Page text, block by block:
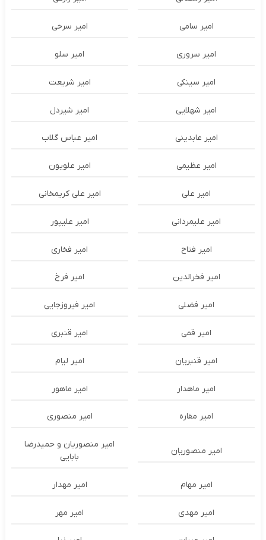
امیر سامی امیر سرخی
امیر سروری امیر سلو
امیر سینکی امیر شریعت
امیر شهلایی امیر شیردل
امیر عابدینی امیر عباس گلاب
امیر عظیمی امیر علویون
امیر علی امیر علی کریمخانی
امیر علیمردانی امیر علیپور
امیر فتاح امیر فخاری
امیر فخرالدین امیر فرخ
امیر فضلی امیر فیروزجایی
امیر قمی امیر قنبری
امیر قنبریان امیر لیام
امیر ماهدار امیر ماهور
امیر مقاره امیر منصوری
امیر منصوریان
امیر منصوریان و حمیدرضا
بابایی
امیر مهام امیر مهدار
امیر مهدی امیر مهر